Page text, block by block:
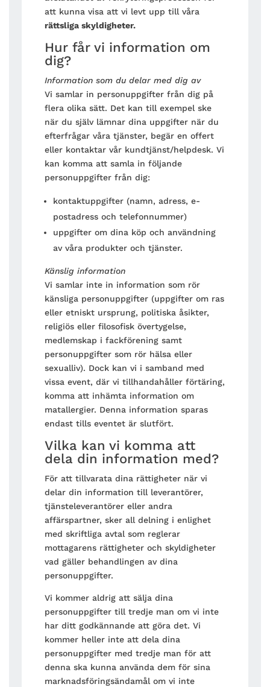
att kunna visa att vi levt upp till våra
rättsliga skyldigheter.
Hur får vi information om
dig?
Information som du delar med dig av
Vi samlar in personuppgifter från dig på
flera olika sätt. Det kan till exempel ske
när du själv lämnar dina uppgifter när du
efterfrågar våra tjänster, begär en offert
eller kontaktar vår kundtjänst/helpdesk. Vi
kan komma att samla in följande
personuppgifter från dig:
kontaktuppgifter (namn, adress, e-
postadress och telefonnummer)
uppgifter om dina köp och användning
av våra produkter och tjänster.
Känslig information
Vi samlar inte in information som rör
känsliga personuppgifter (uppgifter om ras
eller etniskt ursprung, politiska åsikter,
religiös eller filosofisk övertygelse,
medlemskap i fackförening samt
personuppgifter som rör hälsa eller
sexualliv). Dock kan vi i samband med
vissa event, där vi tillhandahåller förtäring,
komma att inhämta information om
matallergier. Denna information sparas
endast tills eventet är slutfört.
Vilka kan vi komma att
dela din information med?
För att tillvarata dina rättigheter när vi
delar din information till leverantörer,
tjänsteleverantörer eller andra
affärspartner, sker all delning i enlighet
med skriftliga avtal som reglerar
mottagarens rättigheter och skyldigheter
vad gäller behandlingen av dina
personuppgifter.
Vi kommer aldrig att sälja dina
personuppgifter till tredje man om vi inte
har ditt godkännande att göra det. Vi
kommer heller inte att dela dina
personuppgifter med tredje man för att
denna ska kunna använda dem för sina
marknadsföringsändamål om vi inte